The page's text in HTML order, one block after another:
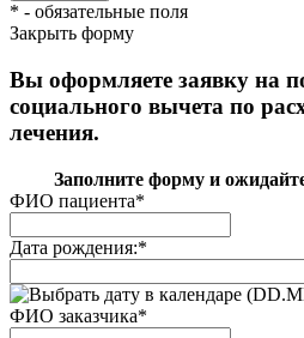
* - обязательные поля
Закрыть форму
Вы оформляете заявку на
социального вычета по
лечения.
Заполните форму и
ФИО пациента*
Дата рождения:*
ФИО заказчика*